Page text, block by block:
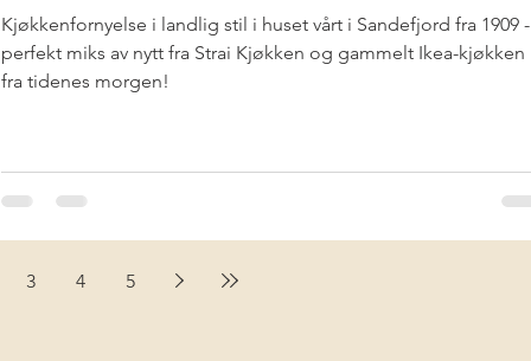
Kjøkkenfornyelse i landlig stil i huset vårt i Sandefjord fra 1909 -
perfekt miks av nytt fra Strai Kjøkken og gammelt Ikea-kjøkken
fra tidenes morgen!
3 4 5